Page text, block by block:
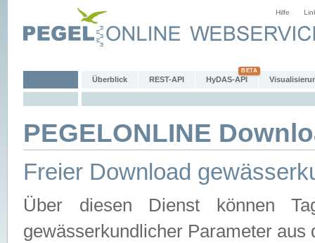
Hilfe
Überblick REST-API HyDAS-API
PEGELONLINE
Freier Download
Über diesen Dienst können
gewässerkundlicher Parameter aus